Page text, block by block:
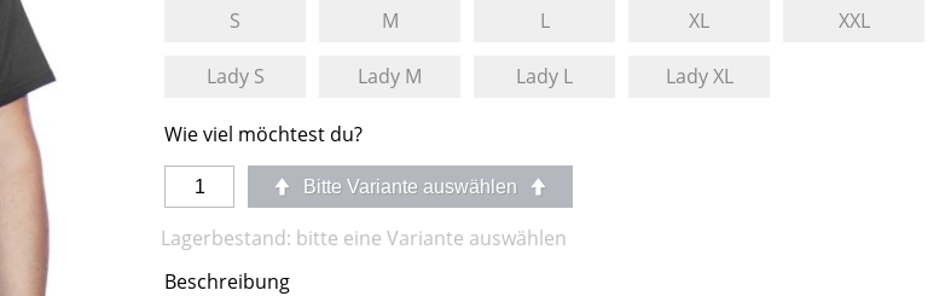
S M L XL XXL
Lady S Lady M Lady L Lady XL
Wie viel möchtest du?
Bitte Variante auswählen
Lagerbestand: bitte eine Variante auswählen
Beschreibung